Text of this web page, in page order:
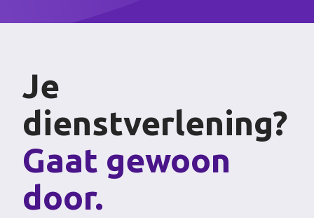
Je
dienstverlening?
Gaat gewoon
door.